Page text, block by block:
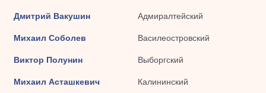
Дмитрий Вакушин Адмиралтейский
Михаил Соболев Василеостровский
Виктор Полунин Выборгский
Михаил Асташкевич Калининский